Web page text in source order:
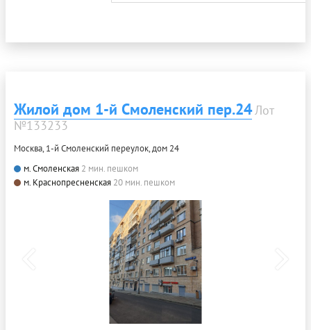
Жилой дом 1-й Смоленский пер.24Лот
№133233
Москва, 1-й Смоленский переулок, дом 24
м. Смоленская 2 мин. пешком
м. Краснопресненская 20 мин. пешком